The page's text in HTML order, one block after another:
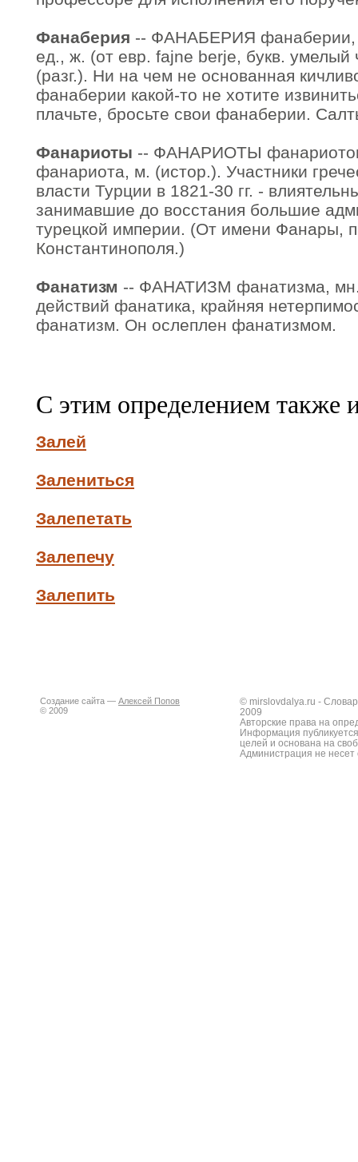
Фанаберия -- ФАНАБЕРИЯ фанаберии,
ед., ж. (от евр. fajne berje, букв. умелый
(разг.). Ни на чем не основанная
фанаберии какой-то не хотите
плачьте, бросьте свои фанаберии.
Фанариоты -- ФАНАРИОТЫ
фанариота, м. (истор.). Участники
власти Турции в 1821-30 гг. -
занимавшие до восстания большие
турецкой империи. (От имени Фанары,
Константинополя.)
Фанатизм -- ФАНАТИЗМ фанатизма,
действий фанатика, крайняя
фанатизм. Он ослеплен фанатизмом.
С этим определением также
Залей
Залениться
Залепетать
Залепечу
Залепить
Создание сайта — Алексей Попов
© 2009
© mirslovdalya.ru -
2009
Авторские права на
Информация
целей и основана на
Администрация не несет